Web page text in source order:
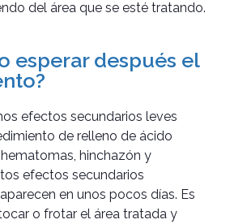
del área que se esté tratando.
esperar después el
efectos secundarios leves
de relleno de ácido
hinchazón y
efectos secundarios
en unos pocos días. Es
o frotar el área tratada y